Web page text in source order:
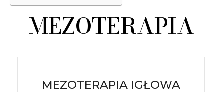
MEZOTERAPIA
MEZOTERAPIA IGŁOWA